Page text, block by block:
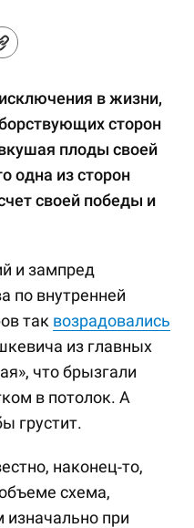
в жизни,
сторон
плоды своей
одна из сторон
своей победы и
и зампред
по внутренней
так возрадовались
из главных
что брызгали
в потолок. А
грустит.
наконец-то,
схема,
при